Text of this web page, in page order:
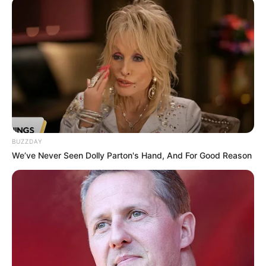
Kostenlose Reiseführer
Sehenswürdigkeiten in Deutschland statt
Aussichtstürme:
BUZZDAY
We’ve Never Seen Dolly Parton's Hand, And For Good Reason